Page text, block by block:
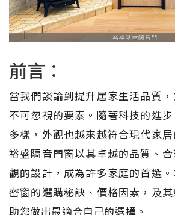
前言：
當我們談論到提升居家生活品質
不可忽視的要素。隨著科技的進
多樣，外觀也越來越符合現代家居
裕盛隔音門窗以其卓越的品質、
觀的設計，成為許多家庭的首選
密窗的選購秘訣、價格因素，及
助您做出最適合自己的選擇。